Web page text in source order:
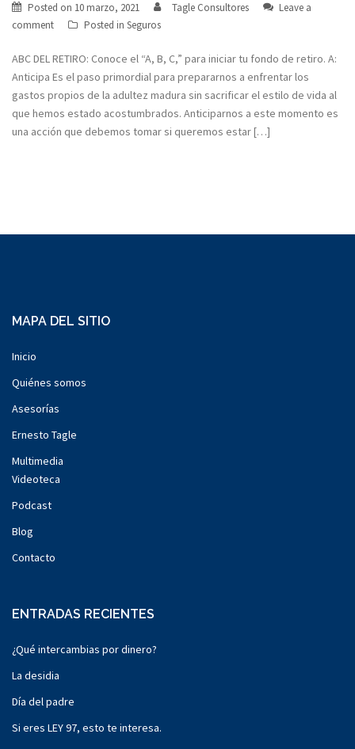
Posted on 10 marzo, 2021 Tagle Consultores
Leave a
comment
Posted in Seguros
ABC DEL RETIRO: Conoce el “A, B, C,” para iniciar tu fondo de retiro. A:
Anticipa Es el paso primordial para prepararnos a enfrentar los
gastos propios de la adultez madura sin sacrificar el estilo de vida al
que hemos estado acostumbrados. Anticiparnos a este momento es
una acción que debemos tomar si queremos estar […]
MAPA DEL SITIO
Inicio
Quiénes somos
Asesorías
Ernesto Tagle
Multimedia
Videoteca
Podcast
Blog
Contacto
ENTRADAS RECIENTES
¿Qué intercambias por dinero?
La desidia
Día del padre
Si eres LEY 97, esto te interesa.